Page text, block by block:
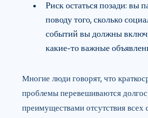
Риск остаться позади: вы
поводу того, сколько
событий вы должны
какие-то важные
Многие люди говорят, что
проблемы перевешиваются
преимуществами отсутствия всех